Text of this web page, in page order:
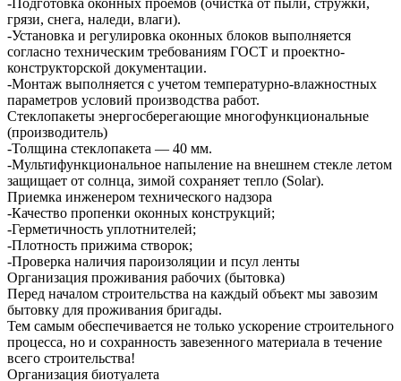
-Подготовка оконных проемов (очистка от пыли, стружки,
грязи, снега, наледи, влаги).
-Установка и регулировка оконных блоков выполняется
согласно техническим требованиям ГОСТ и проектно-
конструкторской документации.
-Монтаж выполняется с учетом температурно-влажностных
параметров условий производства работ.
Стеклопакеты энергосберегающие многофункциональные
(производитель)
-Толщина стеклопакета — 40 мм.
-Мультифункциональное напыление на внешнем стекле летом
защищает от солнца, зимой сохраняет тепло (Solar).
Приемка инженером технического надзора
-Качество пропенки оконных конструкций;
-Герметичность уплотнителей;
-Плотность прижима створок;
-Проверка наличия пароизоляции и псул ленты
Организация проживания рабочих (бытовка)
Перед началом строительства на каждый объект мы завозим
бытовку для проживания бригады.
Тем самым обеспечивается не только ускорение строительного
процесса, но и сохранность завезенного материала в течение
всего строительства!
Организация биотуалета